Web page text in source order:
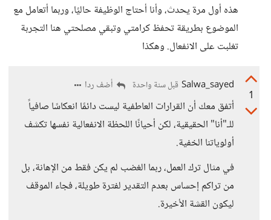
هذه أول مرة يحدث، وأنا أحتاج الوظيفة حاليًا، وربما أتعامل مع
الموضوع بطريقة تحفظ كرامتي وتبقي مصلحتي هنا التجربة
تغلبت على الانفعال. وهكذا
1
Salwa_sayed قبل سنة واحدة أضف ردا
أتفق معك أن القرارات العاطفية ليست دائمًا انعكاسًا صافياً
للـ"أنا" الحقيقية، لكن أحيانًا اللحظة الانفعالية نفسها تكشف
أولوياتنا الخفية.
في مثال ترك العمل، ربما الغضب لم يكن فقط من الإهانة، بل
من تراكم إحساس بعدم التقدير لفترة طويلة، فجاء الموقف
ليكون القشة الأخيرة.